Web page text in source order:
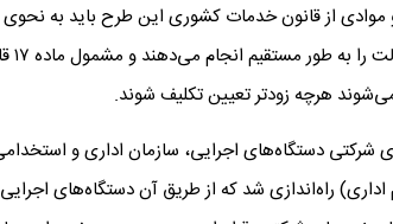
ماده ۷ قانون کار و موادی از قانون خدمات کشوری این طرح باید
شرکتی دستگاه‌های اجرایی، سازمان اداری و
اداری) راه‌اندازی شد که از طریق آن دستگاه‌های